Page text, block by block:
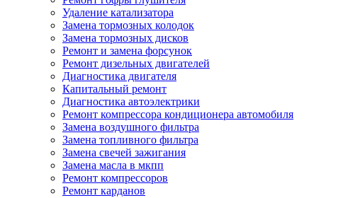
Удаление катализатора
Замена тормозных колодок
Замена тормозных дисков
Ремонт и замена форсунок
Ремонт дизельных двигателей
Диагностика двигателя
Капитальный ремонт
Диагностика автоэлектрики
Ремонт компрессора кондиционера автомобиля
Замена воздушного фильтра
Замена топливного фильтра
Замена свечей зажигания
Замена масла в мкпп
Ремонт компрессоров
Ремонт карданов